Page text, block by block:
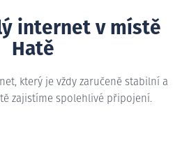
internet v místě
Hatě
který je vždy zaručeně stabilní a
zajistíme spolehlivé připojení.